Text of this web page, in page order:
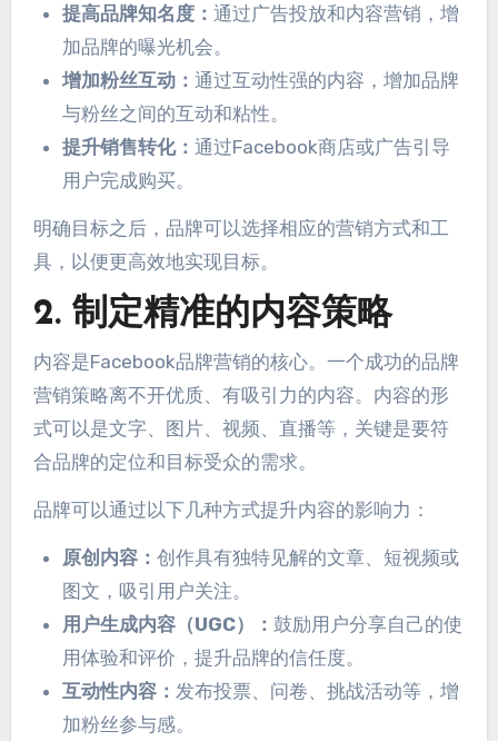
提高品牌知名度： 通过广告投放和内容营销，增
加品牌的曝光机会。
增加粉丝互动： 通过互动性强的内容，增加品牌
与粉丝之间的互动和粘性。
提升销售转化： 通过Facebook商店或广告引导
用户完成购买。
明确目标之后，品牌可以选择相应的营销方式和工
具，以便更高效地实现目标。
2. 制定精准的内容策略
内容是Facebook品牌营销的核心。一个成功的品牌
营销策略离不开优质、有吸引力的内容。内容的形
式可以是文字、图片、视频、直播等，关键是要符
合品牌的定位和目标受众的需求。
品牌可以通过以下几种方式提升内容的影响力：
原创内容： 创作具有独特见解的文章、短视频或
图文，吸引用户关注。
用户生成内容（UGC）： 鼓励用户分享自己的使
用体验和评价，提升品牌的信任度。
互动性内容： 发布投票、问卷、挑战活动等，增
加粉丝参与感。